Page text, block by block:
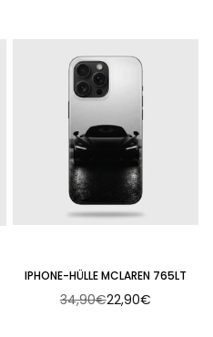
IPHONE-HÜLLE MCLAREN 765LT
Normaler
34,90€22,90€